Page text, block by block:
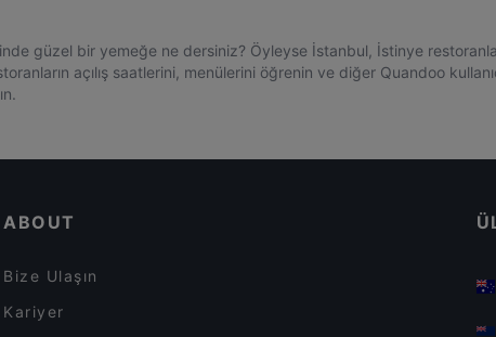
güzel bir yemeğe ne dersiniz? Öyleyse İstanbul, İstinye
açılış saatlerini, menülerini öğrenin ve diğer Quandoo
ABOUT
Bize Ulaşın
Kariyer